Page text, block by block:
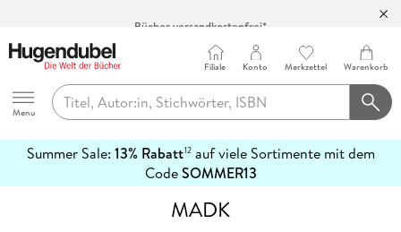
Abholung in über 100 Filialen
Hugendubel
Menu
Filiale Konto Merkzettel Warenkorb
Summer Sale: 13% Rabatt12auf viele Sortimente mit dem
CodeSOMMER13
erfahren
MADK